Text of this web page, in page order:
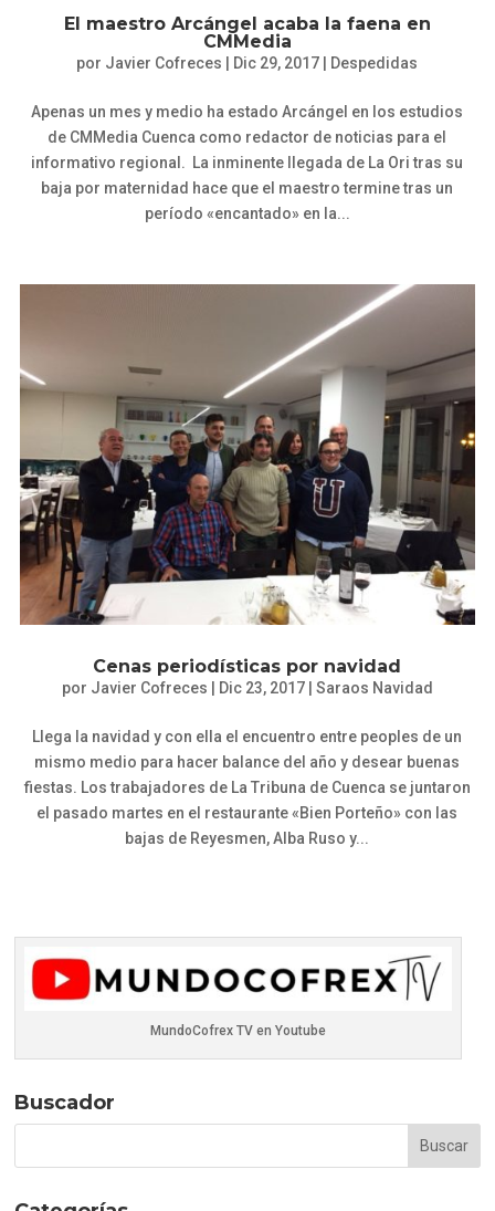
El maestro Arcángel acaba la faena en
CMMedia
por Javier Cofreces Dic 29, 2017 Despedidas
Apenas un mes y medio ha estado Arcángel en los estudios
de CMMedia Cuenca como redactor de noticias para el
informativo regional. La inminente llegada de La Ori tras su
baja por maternidad hace que el maestro termine tras un
período «encantado» en la...
Cenas periodísticas por navidad
por Javier Cofreces Dic 23, 2017| Saraos Navidad
Llega la navidad y con ella el encuentro entre peoples de un
mismo medio para hacer balance del año y desear buenas
fiestas. Los trabajadores de La Tribuna de Cuenca se juntaron
el pasado martes en el restaurante «Bien Porteño» con las
bajas de Reyesmen, Alba Ruso y...
MundoCofrex TV en Youtube
Buscador